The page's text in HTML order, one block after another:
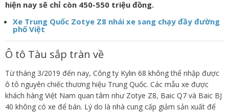
hiện nay sẽ chỉ còn 450-550 triệu đồng.
Xe Trung Quốc Zotye Z8 nhái xe sang chạy đầy đường
phố Việt
Ô tô Tàu sắp tràn về
Từ tháng 3/2019 đến nay, Công ty Kylin 68 không thể nhập được
ô tô nguyên chiếc thương hiệu Trung Quốc. Các mẫu xe được
khách hàng Việt Nam quan tâm như Zotye Z8, Baic Q7 và Baic BJ
40 không có xe để bán. Lý do là nhà cung cấp giảm sản xuất để